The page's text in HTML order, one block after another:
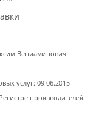
Вениаминович
услуг: 09.06.2015
производителей